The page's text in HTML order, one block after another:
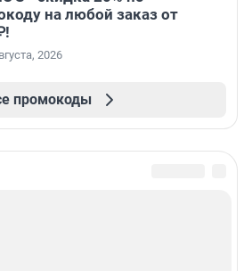
на любой заказ от
2026
промокоды